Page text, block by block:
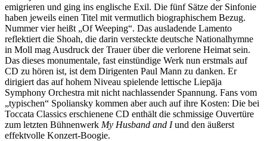
emigrieren und ging ins englische Exil. Die fünf Sätze der Sinfonie
haben jeweils einen Titel mit vermutlich biographischem Bezug.
Nummer vier heißt „Of Weeping“. Das ausladende Lamento
reflektiert die Shoah, die darin versteckte deutsche Nationalhymne
in Moll mag Ausdruck der Trauer über die verlorene Heimat sein.
Das dieses monumentale, fast einstündige Werk nun erstmals auf
CD zu hören ist, ist dem Dirigenten Paul Mann zu danken. Er
dirigiert das auf hohem Niveau spielende lettische Liepāja
Symphony Orchestra mit nicht nachlassender Spannung. Fans vom
„typischen“ Spoliansky kommen aber auch auf ihre Kosten: Die bei
Toccata Classics erschienene CD enthält die schmissige Ouvertüre
zum letzten Bühnenwerk My Husband and Iund den äußerst
effektvolle Konzert-Boogie.